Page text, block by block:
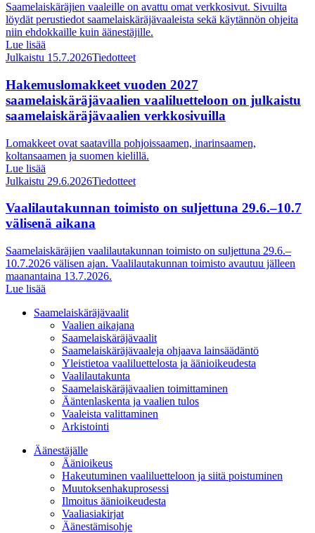
Saamelaiskäräjien vaaleille on avattu omat verkkosivut. Sivuilta
löydät perustiedot saamelaiskäräjävaaleista sekä käytännön ohjeita
niin ehdokkaille kuin äänestäjille.
Lue lisää
Julkaistu 15.7.2026Tiedotteet
Hakemuslomakkeet vuoden 2027
saamelaiskäräjävaalien vaaliluetteloon on julkaistu
saamelaiskäräjävaalien verkkosivuilla
Lomakkeet ovat saatavilla pohjoissaamen, inarinsaamen,
koltansaamen ja suomen kielillä.
Lue lisää
Julkaistu 29.6.2026Tiedotteet
Vaalilautakunnan toimisto on suljettuna 29.6.–10.7
välisenä aikana
Saamelaiskäräjien vaalilautakunnan toimisto on suljettuna 29.6.–
10.7.2026 välisen ajan. Vaalilautakunnan toimisto avautuu jälleen
maanantaina 13.7.2026.
Lue lisää
Saamelaiskäräjävaalit
Vaalien aikajana
Saamelaiskäräjävaalit
Saamelaiskäräjävaaleja ohjaava lainsäädäntö
Yleistietoa vaaliluettelosta ja äänioikeudesta
Vaalilautakunta
Saamelaiskäräjävaalien toimittaminen
Ääntenlaskenta ja vaalien tulos
Vaaleista valittaminen
Arkistointi
Äänestäjälle
Äänioikeus
Hakeutuminen vaaliluetteloon ja siitä poistuminen
Muutoksenhakuprosessi
Ilmoitus äänioikeudesta
Vaaliasiakirjat
Äänestämisohje